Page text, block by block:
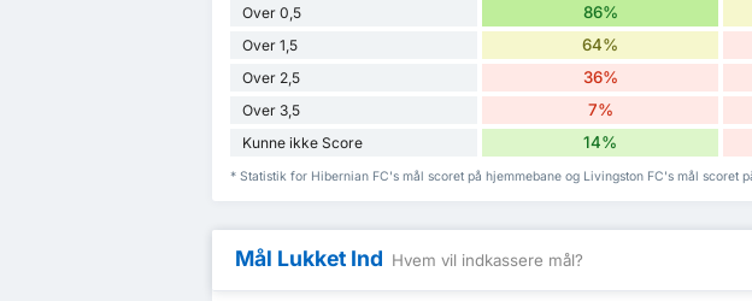
Over 0,5
86%
Over 1,5 64%
Over 2,5 36%
Over 3,5 7%
Kunne ikke Score 14%
* Statistik for Hibernian FC's mål scoret på hjemmebane og Livingston FC's mål scoret
Mål Lukket Ind Hvem vil indkassere mål?